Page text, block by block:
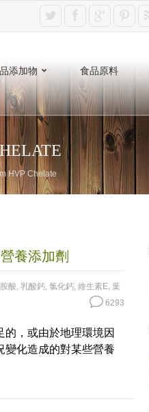
添加物 食品原料
HVP Chelate
養添加劑
酸, 乳酸鈣, 氯化鈣, 維生素E, 葉
6293
，或由於地理環境因
變化造成的對某些營養